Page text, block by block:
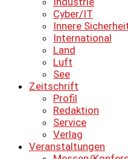
Cyber/IT
Innere
International
Land
Luft
See
Zeitschrift
Profil
Redaktion
Service
Verlag
Veranstaltungen